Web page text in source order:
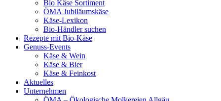
Bio Käse Sortiment
ÖMA Jubiläumskäse
Käse-Lexikon
Bio-Händler suchen
Rezepte mit Bio-Käse
Genuss-Events
Käse & Wein
Käse & Bier
Käse & Feinkost
Aktuelles
Unternehmen